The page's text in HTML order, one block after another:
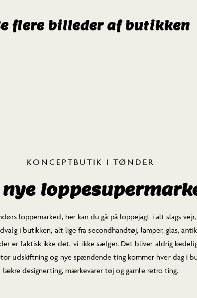
flere billeder af butikken
KONCEPTBUTIK I TØNDER
nye
loppemarked, her kan du gå på loppejagt i alt slags
i butikken, alt lige fra secondhandtøj, lamper, glas,
er faktisk ikke det, vi ikke sælger. Det bliver aldrig
udskiftning og nye spændende ting kommer hver dag i
lækre designerting, mærkevarer tøj og gamle retro ting.